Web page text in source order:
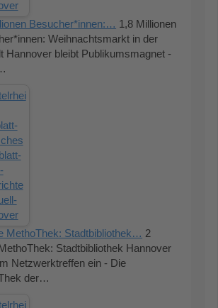
Besucher*innen:… 1,8 Millionen
Weihnachtsmarkt in der
Hannover bleibt Publikumsmagnet -
MethoThek: Stadtbibliothek… 2
Stadtbibliothek Hannover
Netzwerktreffen ein - Die
der…